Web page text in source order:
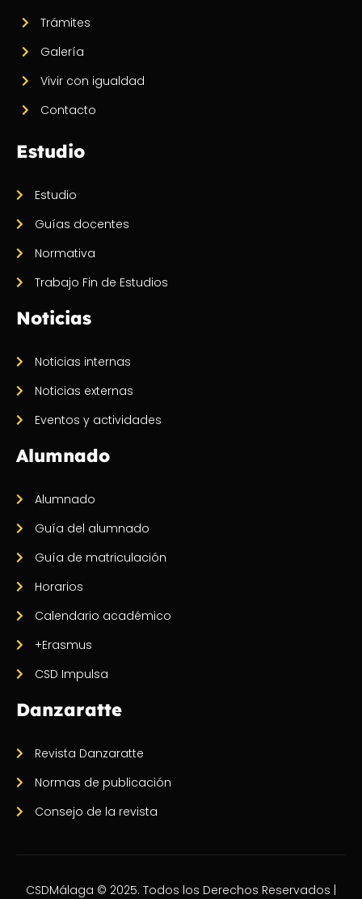
Trámites
Galería
Vivir con igualdad
Contacto
Estudio
Estudio
Guías docentes
Normativa
Trabajo Fin de Estudios
Noticias
Noticias internas
Noticias externas
Eventos y actividades
Alumnado
Alumnado
Guía del alumnado
Guía de matriculación
Horarios
Calendario académico
+Erasmus
CSD Impulsa
Danzaratte
Revista Danzaratte
Normas de publicación
Consejo de la revista
CSDMálaga © 2025. Todos los Derechos Reservados |